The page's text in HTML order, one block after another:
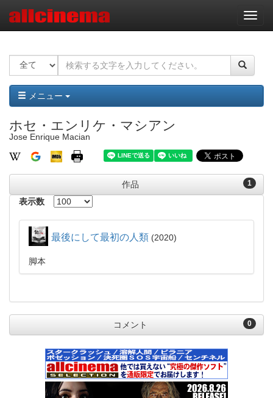
ナ
ビ
ー
ョ
ン
メニュー
ホセ・エンリケ・マシアン
Jose Enrique Macian
1
作品
表示数
最後にして最初の人類 2020
脚本
0
コメント